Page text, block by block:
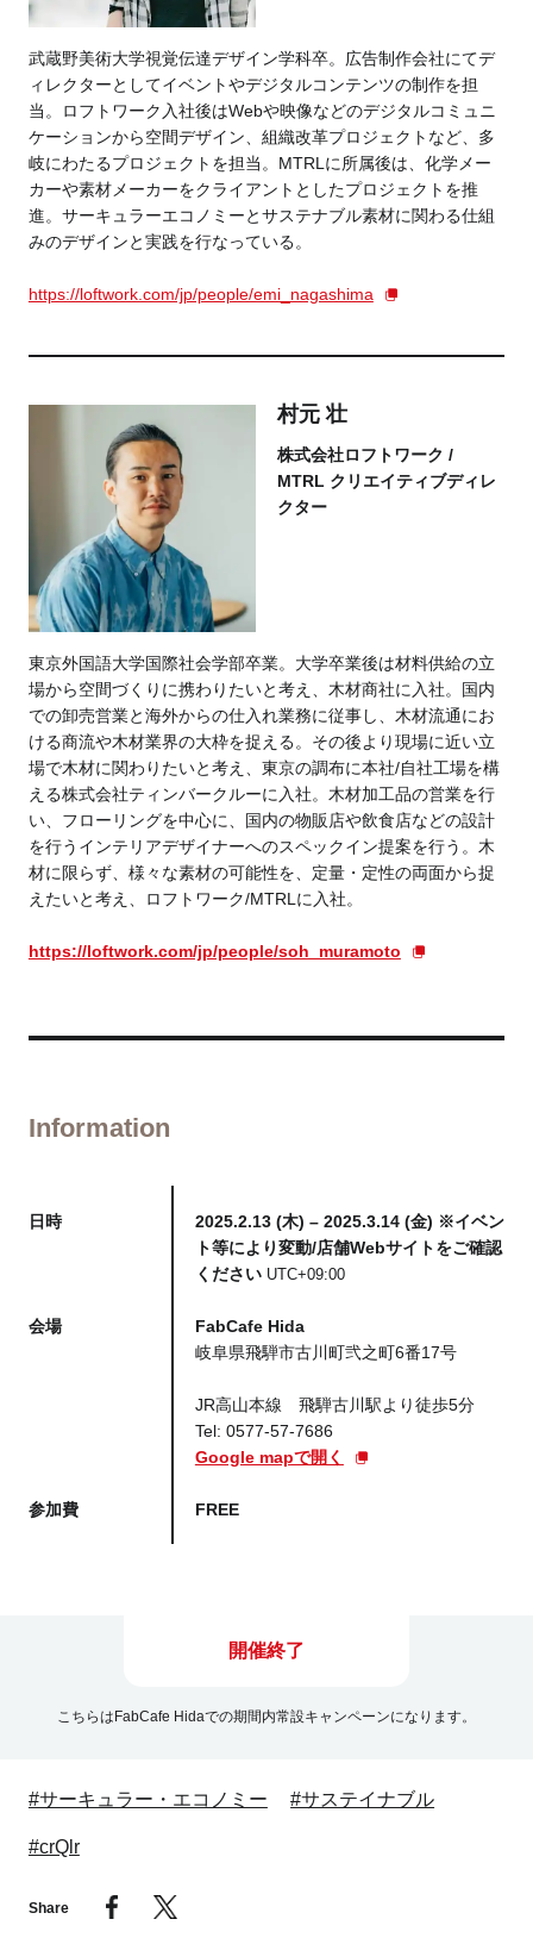
武蔵野美術大学視覚伝達デザイン学科卒。広告制作会社にてデ
ィレクターとしてイベントやデジタルコンテンツの制作を担
当。ロフトワーク入社後はWebや映像などのデジタルコミュニ
ケーションから空間デザイン、組織改革プロジェクトなど、多
岐にわたるプロジェクトを担当。MTRLに所属後は、化学メー
カーや素材メーカーをクライアントとしたプロジェクトを推
進。サーキュラーエコノミーとサステナブル素材に関わる仕組
みのデザインと実践を行なっている。
https://loftwork.com/jp/people/emi_nagashima
村元 壮
株式会社ロフトワーク /
MTRL クリエイティブディレ
クター
東京外国語大学国際社会学部卒業。大学卒業後は材料供給の立
場から空間づくりに携わりたいと考え、木材商社に入社。国内
での卸売営業と海外からの仕入れ業務に従事し、木材流通にお
ける商流や木材業界の大枠を捉える。その後より現場に近い立
場で木材に関わりたいと考え、東京の調布に本社/自社工場を構
える株式会社ティンバークルーに入社。木材加工品の営業を行
い、フローリングを中心に、国内の物販店や飲食店などの設計
を行うインテリアデザイナーへのスペックイン提案を行う。木
材に限らず、様々な素材の可能性を、定量・定性の両面から捉
えたいと考え、ロフトワーク/MTRLに入社。
https://loftwork.com/jp/people/soh_muramoto
Information
日時
2025.2.13 (木) – 2025.3.14 (金) ※イベン
ト等により変動/店舗Webサイトをご確認
くださいUTC+09:00
会場
FabCafe Hida
岐阜県飛騨市古川町弐之町6番17号
JR高山本線 飛騨古川駅より徒歩5分
Tel: 0577-57-7686
Google mapで開く
参加費 FREE
開催終了
こちらはFabCafe Hidaでの期間内常設キャンペーンになります。
#サーキュラー・エコノミー #サステイナブル
#crQlr
Share